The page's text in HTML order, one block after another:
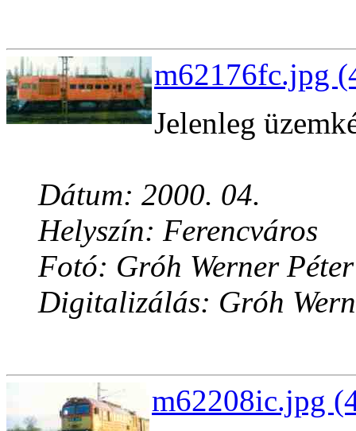
m62176fc.jpg
Jelenleg
Dátum: 2000. 04.
Helyszín: Ferencváros
Fotó: Gróh Werner Péter
Digitalizálás: Gróh
m62208ic.jpg